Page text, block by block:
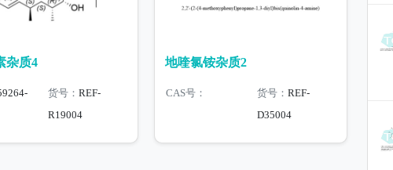
杂质4
货号： REF-
R19004
地喹氯铵杂质2
CAS号： 货号： REF-
D35004